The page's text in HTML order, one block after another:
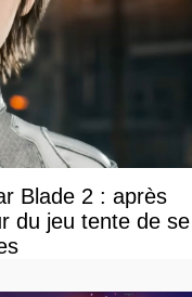
Blade 2 : après
du jeu tente de se